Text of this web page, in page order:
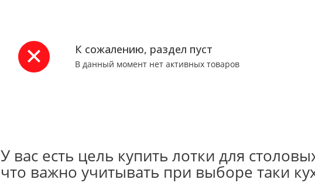
К сожалению, раздел пуст
В данный момент нет активных товаров
У вас есть цель купить лотки для
что важно учитывать при выборе таки